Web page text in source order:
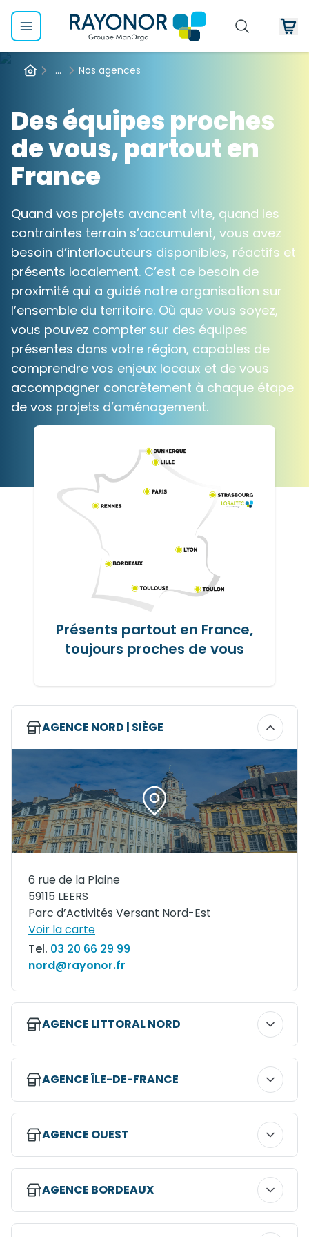
... Nos agences
Des équipes proches
de vous, partout en
France
Quand vos projets avancent vite, quand les
contraintes terrain s’accumulent, vous avez
besoin d’interlocuteurs disponibles, réactifs et
présents localement. C’est ce besoin de
proximité qui a guidé notre organisation sur
l’ensemble du territoire. Où que vous soyez,
vous pouvez compter sur des équipes
présentes dans votre région, capables de
comprendre vos enjeux locaux et de vous
accompagner concrètement à chaque étape
de vos projets d’aménagement.
Présents partout en France,
toujours proches de vous
AGENCE NORD | SIÈGE
6 rue de la Plaine
59115 LEERS
Parc d’Activités Versant Nord-Est
Voir la carte
Tel. 03 20 66 29 99
nord@rayonor.fr
AGENCE LITTORAL NORD
59412 COUDEKERQUE-BRANCHE CEDEX
CS 40073
Voir la carte
AGENCE ÎLE-DE-FRANCE
AGENCE OUEST
AGENCE BORDEAUX​